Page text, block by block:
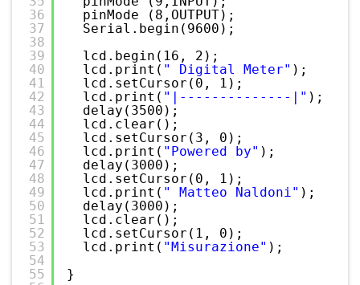
36
37
38
39
40
41
42
43
44
45
46
47
48
49
50
51
52
53
54
55
pinMode (8,OUTPUT);
Serial.begin(9600);
lcd.begin(16, 2);
lcd.print( " Digital Meter" );
lcd.setCursor(0, 1);
lcd.print( "|--------------|" );
delay(3500);
lcd.clear();
lcd.setCursor(3, 0);
lcd.print( "Powered by" );
delay(3000);
lcd.setCursor(0, 1);
lcd.print( " Matteo Naldoni" );
delay(3000);
lcd.clear();
lcd.setCursor(1, 0);
lcd.print( "Misurazione" );
}